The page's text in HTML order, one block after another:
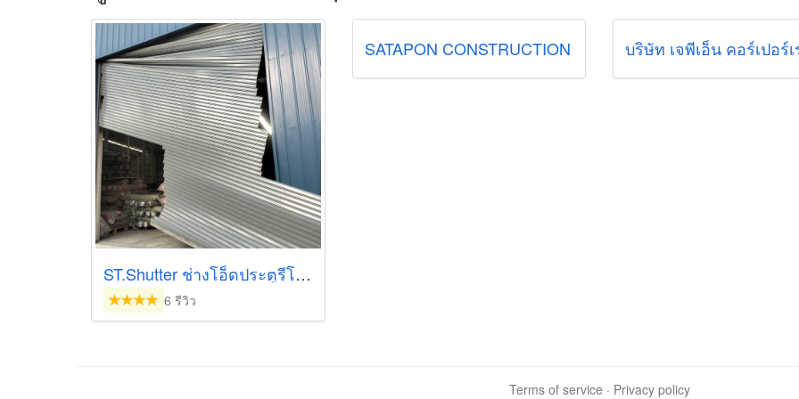
ST.Shutter ช่างโอ็ดประตูรีโมท ซ่อมด่วน
6 รีวิว
SATAPON CONSTRUCTION บริษัท เจพีเอ็น คอร์เปอร์
Terms of service · Privacy policy